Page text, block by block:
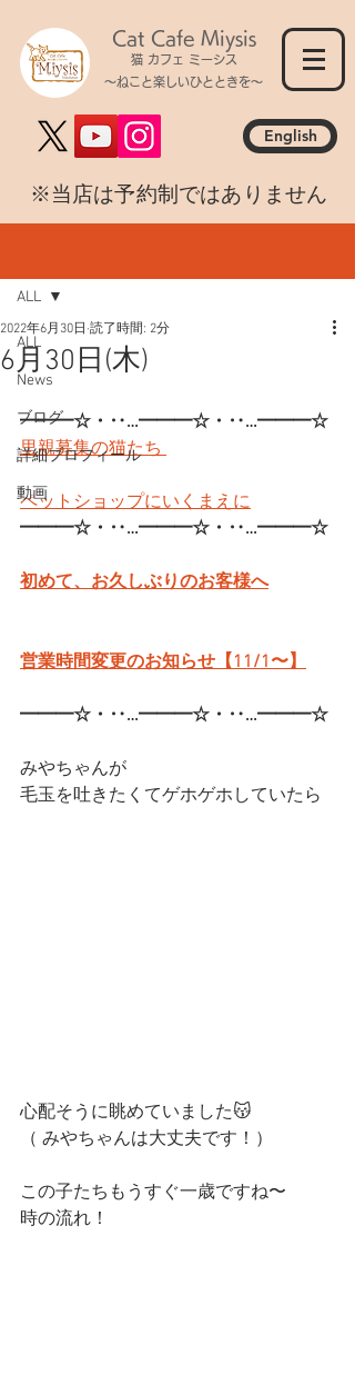
Cat Cafe Miysis
猫 カフェ ミーシス
～ねこと楽しいひとときを～
English
​※当店は予約制ではありません
ALL
News
ブログ
詳細プロフィール
動画
ALL
6月30日(木)
2022年6月30日 読了時間: 2分
━━━☆・‥…━━━☆・‥…━━━☆
里親募集の猫たち
ペットショップにいくまえに
━━━☆・‥…━━━☆・‥…━━━☆
初めて、お久しぶりのお客様へ
営業時間変更のお知らせ【11/1〜】
━━━☆・‥…━━━☆・‥…━━━☆
みやちゃんが
毛玉を吐きたくてゲホゲホしていたら
心配そうに眺めていました😽
（ みやちゃんは大丈夫です！）
この子たちもうすぐ一歳ですね〜
時の流れ！